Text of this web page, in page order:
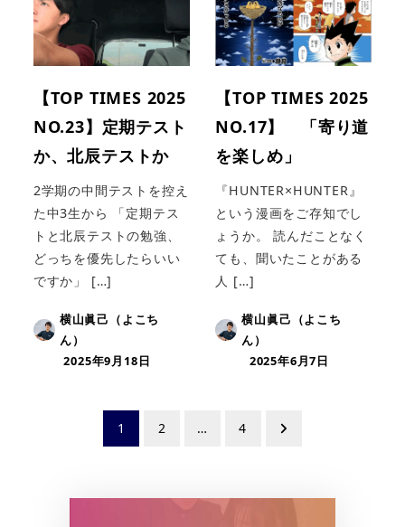
【TOP TIMES 2025
NO.23】定期テスト
か、北辰テストか
2学期の中間テストを控え
た中3生から 「定期テス
トと北辰テストの勉強、
どっちを優先したらいい
ですか」 […]
横山眞己（よこち
ん）
2025年9月18日
【TOP TIMES 2025
NO.17】 「寄り道
を楽しめ」
『HUNTER×HUNTER』
という漫画をご存知でし
ょうか。 読んだことなく
ても、聞いたことがある
人 […]
横山眞己（よこち
ん）
2025年6月7日
1 2 … 4